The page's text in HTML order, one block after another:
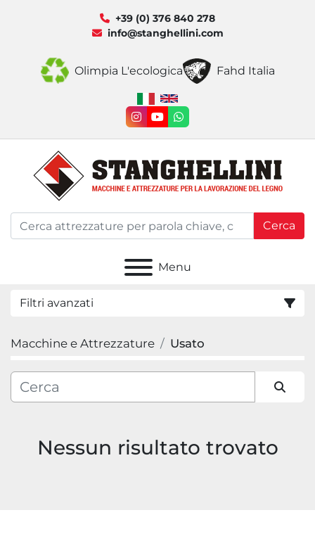
+39 (0) 376 840 278
info@stanghellini.com
Olimpia L'ecologica Fahd Italia
instagram
youtubewhatsapp
Cerca
Menu
Filtri avanzati
Categoria
Produttore
Macchine e Attrezzature Usato
Nessun risultato trovato